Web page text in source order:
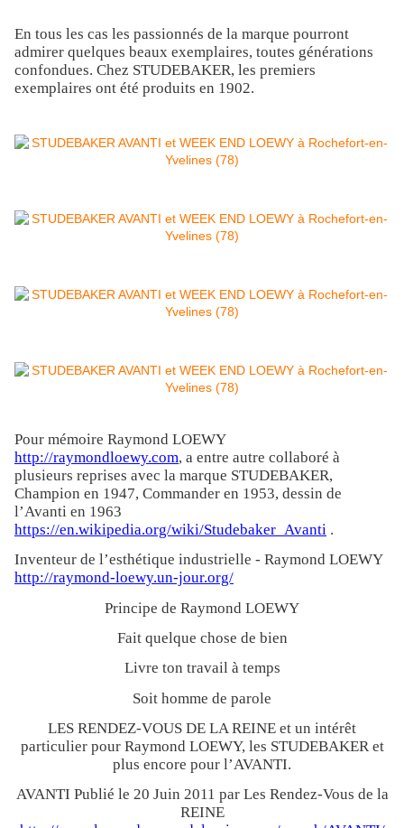
En tous les cas les passionnés de la marque pourront
admirer quelques beaux exemplaires, toutes générations
confondues. Chez STUDEBAKER, les premiers
exemplaires ont été produits en 1902.
Pour mémoire Raymond LOEWY
http://raymondloewy.com, a entre autre collaboré à
plusieurs reprises avec la marque STUDEBAKER,
Champion en 1947, Commander en 1953, dessin de
l’Avanti en 1963
https://en.wikipedia.org/wiki/Studebaker_Avanti .
Inventeur de l’esthétique industrielle - Raymond LOEWY
http://raymond-loewy.un-jour.org/
Principe de Raymond LOEWY
Fait quelque chose de bien
Livre ton travail à temps
Soit homme de parole
LES RENDEZ-VOUS DE LA REINE et un intérêt
particulier pour Raymond LOEWY, les STUDEBAKER et
plus encore pour l’AVANTI.
AVANTI Publié le 20 Juin 2011 par Les Rendez-Vous de la
REINE